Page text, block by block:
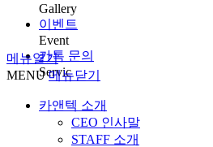
Gallery
이벤트
Event
카톡 문의
Servic
메뉴열기
MENU 메뉴닫기
카앤텍 소개
CEO 인사말
STAFF 소개